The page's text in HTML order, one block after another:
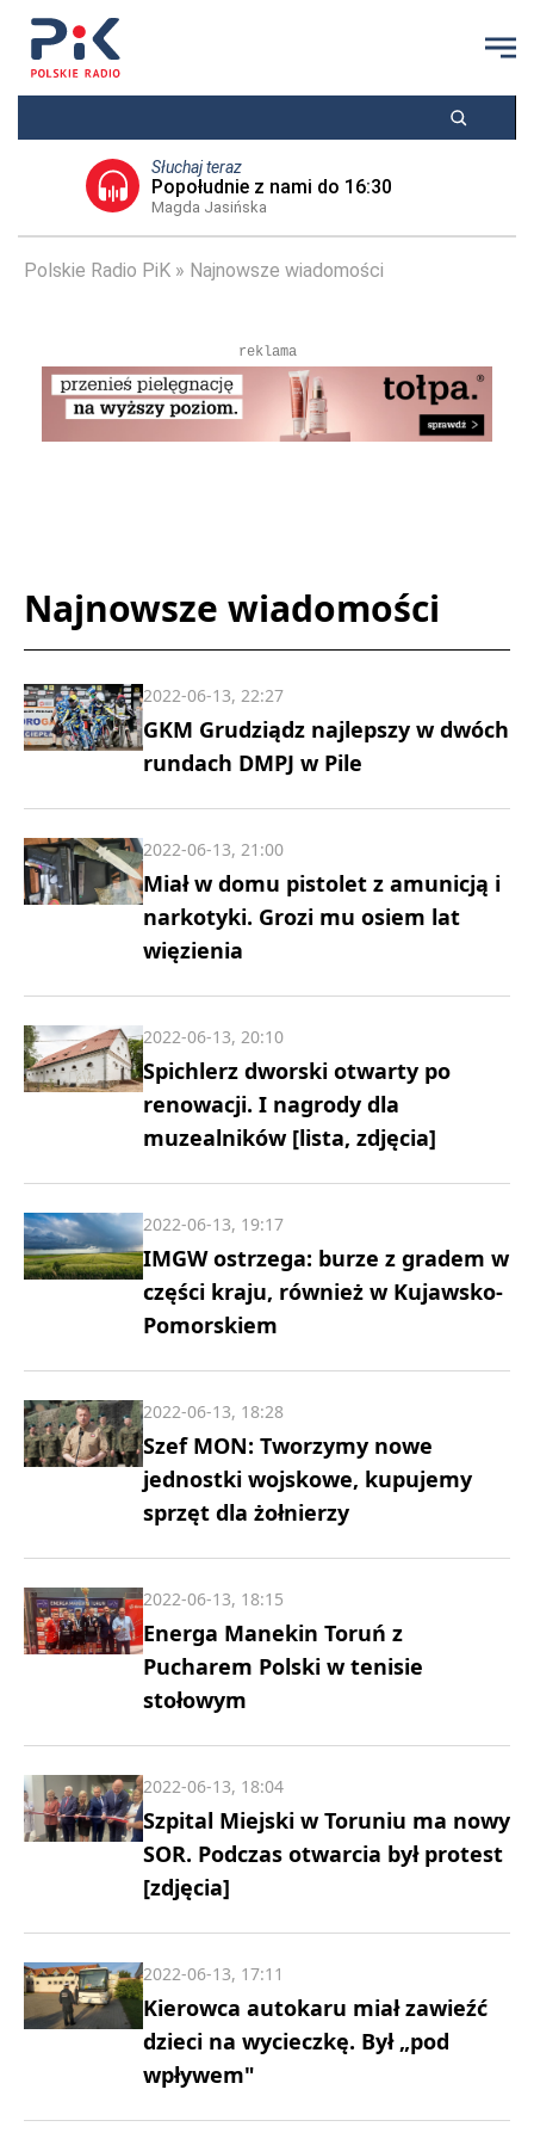
Słuchaj teraz
Popołudnie z nami do 16:30
Magda Jasińska
Polskie Radio PiK Najnowsze wiadomości
reklama
Najnowsze wiadomości
GKM Grudziądz najlepszy w dwóch
rundach DMPJ w Pile
2022-06-13, 22:27
Miał w domu pistolet z amunicją i
narkotyki. Grozi mu osiem lat
więzienia
2022-06-13, 21:00
Spichlerz dworski otwarty po
renowacji. I nagrody dla
muzealników [lista, zdjęcia]
2022-06-13, 20:10
IMGW ostrzega: burze z gradem w
części kraju, również w Kujawsko-
Pomorskiem
2022-06-13, 19:17
Szef MON: Tworzymy nowe
jednostki wojskowe, kupujemy
sprzęt dla żołnierzy
2022-06-13, 18:28
Energa Manekin Toruń z
Pucharem Polski w tenisie
stołowym
2022-06-13, 18:15
Szpital Miejski w Toruniu ma nowy
SOR. Podczas otwarcia był protest
[zdjęcia]
2022-06-13, 18:04
Kierowca autokaru miał zawieźć
dzieci na wycieczkę. Był „pod
wpływem"
2022-06-13, 17:11